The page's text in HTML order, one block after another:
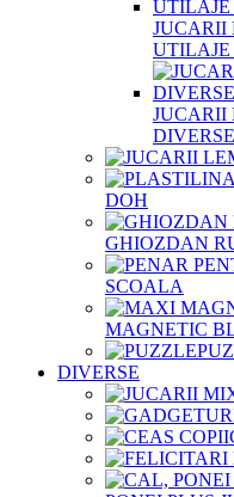
JUCARII
UTILAJE
JUCARII
DIVERSE
DOH
GHIOZDAN
SCOALA
MAGNETIC
DIVERSE